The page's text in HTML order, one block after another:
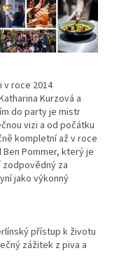
v roce 2014
Kurzová a
do party je mistr
vizi a od počátku
kompletní až v roce
Pommer, který je
za
jako výkonný
přístup k životu
zážitek z piva a